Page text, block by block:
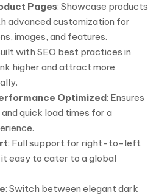
Pages: Showcase products
advanced customization for
images, and features.
with SEO best practices in
higher and attract more
Optimized: Ensures
quick load times for a
: Full support for right-to-left
it easy to cater to a global
: Switch between elegant dark